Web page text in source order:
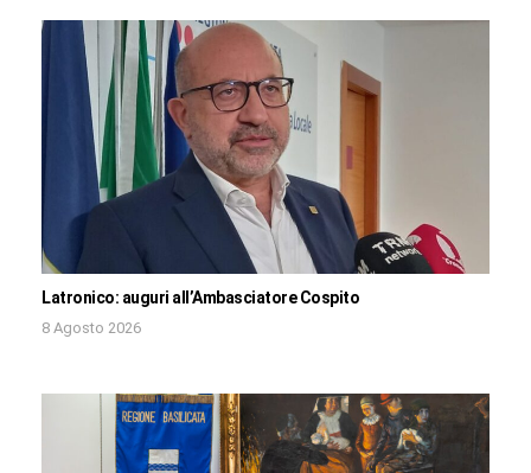
Latronico: auguri all’Ambasciatore Cospito
8 Agosto 2026